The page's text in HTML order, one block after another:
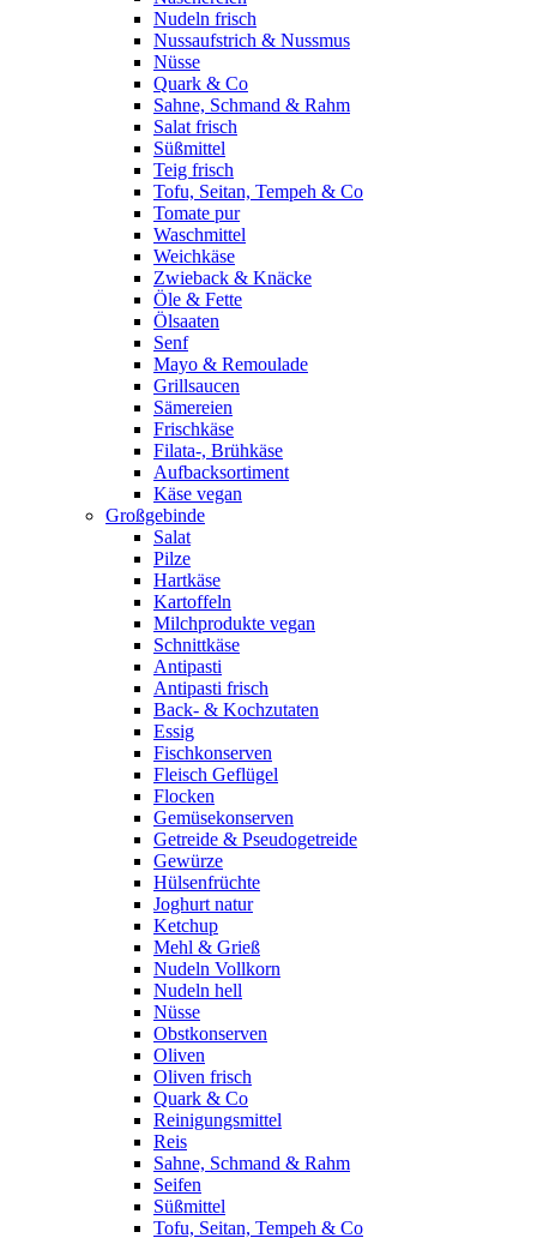
Nudeln frisch
Nussaufstrich & Nussmus
Nüsse
Quark & Co
Sahne, Schmand & Rahm
Salat frisch
Süßmittel
Teig frisch
Tofu, Seitan, Tempeh & Co
Tomate pur
Waschmittel
Weichkäse
Zwieback & Knäcke
Öle & Fette
Ölsaaten
Senf
Mayo & Remoulade
Grillsaucen
Sämereien
Frischkäse
Filata-, Brühkäse
Aufbacksortiment
Käse vegan
Großgebinde
Salat
Pilze
Hartkäse
Kartoffeln
Milchprodukte vegan
Schnittkäse
Antipasti
Antipasti frisch
Back- & Kochzutaten
Essig
Fischkonserven
Fleisch Geflügel
Flocken
Gemüsekonserven
Getreide & Pseudogetreide
Gewürze
Hülsenfrüchte
Joghurt natur
Ketchup
Mehl & Grieß
Nudeln Vollkorn
Nudeln hell
Nüsse
Obstkonserven
Oliven
Oliven frisch
Quark & Co
Reinigungsmittel
Reis
Sahne, Schmand & Rahm
Seifen
Süßmittel
Tofu, Seitan, Tempeh & Co